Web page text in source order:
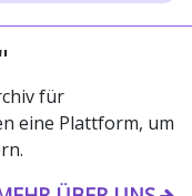
für
eine Plattform, um